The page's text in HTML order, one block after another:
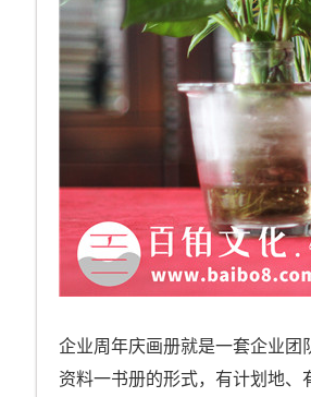
企业周年庆画册就是一套企业
资料一书册的形式，有计划地